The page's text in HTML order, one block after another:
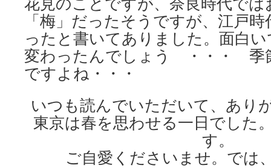
「梅」だったそうですが、江戸
ったと書いてありました。面白
変わったんでしょう ・・・ 季
ですよね・・・
いつも読んでいただいて、あり
東京は春を思わせる一日でした
す。
ご自愛くださいませ。で